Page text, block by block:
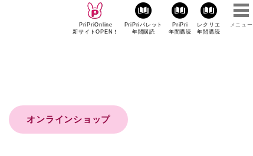
PriPriOnline
新サイトOPEN！
PriPriパレット
年間購読
PriPri
年間購読
レクリエ
年間購読
メニュー
オンラインショップ